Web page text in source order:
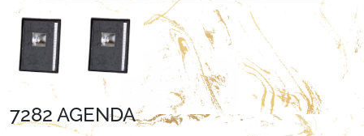
7282 AGENDA